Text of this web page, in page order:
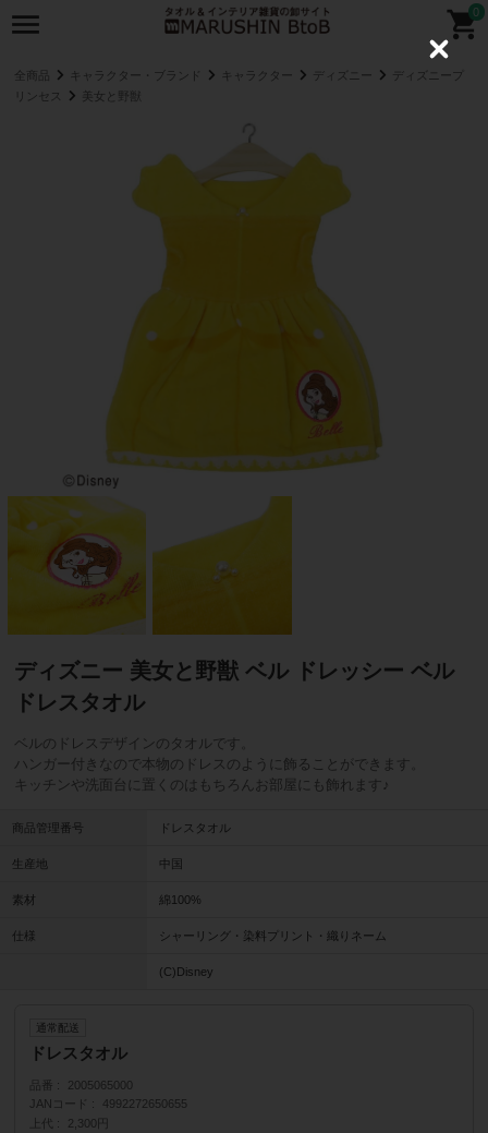
0
全商品 キャラクター・ブランド キャラクター ディズニー
ディズニープ
リンセス
美女と野獣
ディズニー 美女と野獣 ベル ドレッシー ベル
ドレスタオル
ベルのドレスデザインのタオルです。
ハンガー付きなので本物のドレスのように飾ることができます。
キッチンや洗面台に置くのはもちろんお部屋にも飾れます♪
商品管理番号 ドレスタオル
生産地 中国
素材 綿100%
仕様 シャーリング・染料プリント・織りネーム
(C)Disney
通常配送
ドレスタオル
品番
2005065000
JANコード
4992272650655
上代
2,300円
C
l